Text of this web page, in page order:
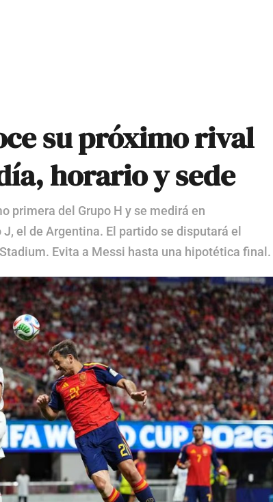
su próximo rival
horario y sede
primera del Grupo H y se medirá en
el de Argentina. El partido se disputará el
Evita a Messi hasta una hipotética final.